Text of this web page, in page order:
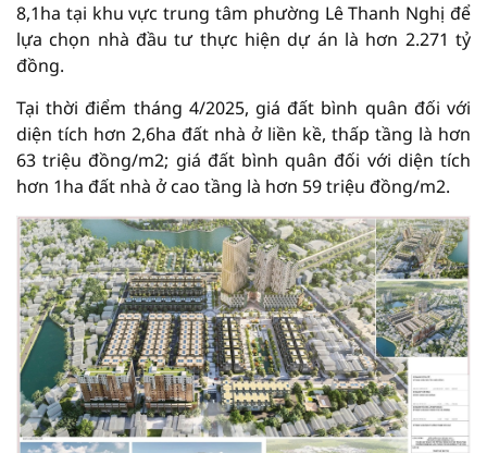
8,1ha tại khu vực trung tâm phường Lê Thanh Nghị để
lựa chọn nhà đầu tư thực hiện dự án là hơn 2.271 tỷ
đồng.
Tại thời điểm tháng 4/2025, giá đất bình quân đối với
diện tích hơn 2,6ha đất nhà ở liền kề, thấp tầng là hơn
63 triệu đồng/m2; giá đất bình quân đối với diện tích
hơn 1ha đất nhà ở cao tầng là hơn 59 triệu đồng/m2.